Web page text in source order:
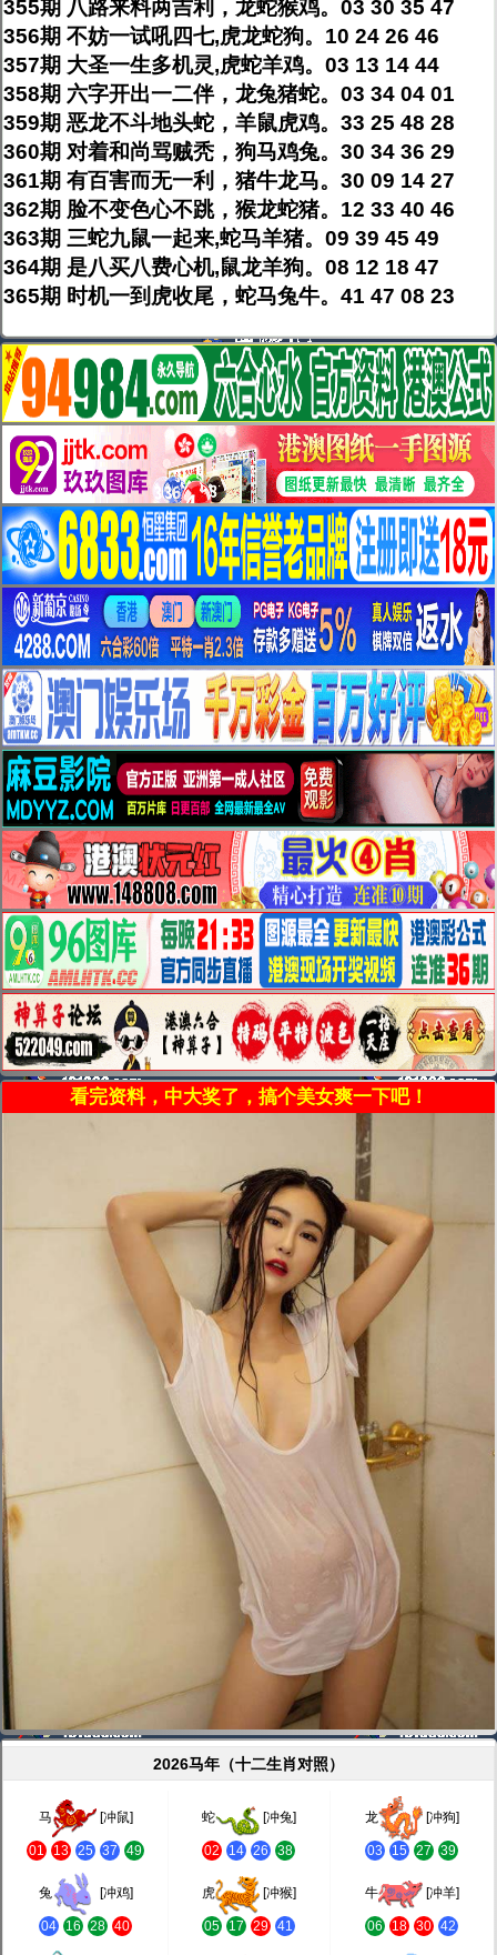
355期 八路来料两吉利，龙蛇猴鸡。03 30 35 47
356期 不妨一试吼四七,虎龙蛇狗。10 24 26 46
357期 大圣一生多机灵,虎蛇羊鸡。03 13 14 44
358期 六字开出一二伴，龙兔猪蛇。03 34 04 01
359期 恶龙不斗地头蛇，羊鼠虎鸡。33 25 48 28
360期 对着和尚骂贼秃，狗马鸡兔。30 34 36 29
361期 有百害而无一利，猪牛龙马。30 09 14 27
362期 脸不变色心不跳，猴龙蛇猪。12 33 40 46
363期 三蛇九鼠一起来,蛇马羊猪。09 39 45 49
364期 是八买八费心机,鼠龙羊狗。08 12 18 47
365期 时机一到虎收尾，蛇马兔牛。41 47 08 23
看完资料，中大奖了，搞个美女爽一下吧！
2026马年（十二生肖对照）
马 [冲鼠]
01 13 25 37 49
蛇 [冲兔]
02 14 26 38
龙 [冲狗]
03 15 27 39
兔 [冲鸡]
04 16 28 40
虎 [冲猴]
05 17 29 41
牛 [冲羊]
06 18 30 42